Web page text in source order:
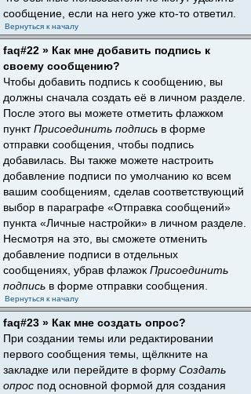
сообщение, если на него уже кто-то ответил.
Вернуться к началу
faq#22 » Как мне добавить подпись к
своему сообщению?
Чтобы добавить подпись к сообщению, вы
должны сначала создать её в личном разделе.
После этого вы можете отметить флажком
пунктПрисоединить подпись в форме
отправки сообщения, чтобы подпись
добавилась. Вы также можете настроить
добавление подписи по умолчанию ко всем
вашим сообщениям, сделав соответствующий
выбор в параграфе «Отправка сообщений»
пункта «Личные настройки» в личном разделе.
Несмотря на это, вы сможете отменить
добавление подписи в отдельных
сообщениях, убрав флажок Присоединить
подпись в форме отправки сообщения.
Вернуться к началу
faq#23 » Как мне создать опрос?
При создании темы или редактировании
первого сообщения темы, щёлкните на
закладке или перейдите в форму Создать
опрос под основной формой для создания